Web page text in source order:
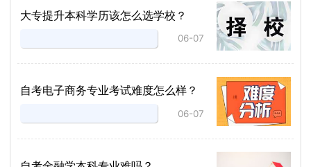
大专提升本科学历该怎么选学校？
06-07
自考电子商务专业考试难度怎么样？
06-07